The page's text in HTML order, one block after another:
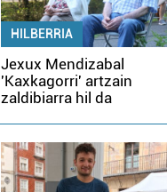
HILBERRIA
Jexux Mendizabal
'Kaxkagorri' artzain
zaldibiarra hil da